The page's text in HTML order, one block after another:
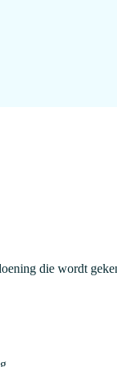
die wordt